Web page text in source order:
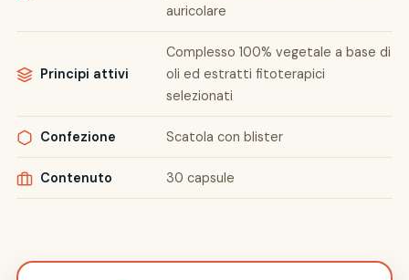
auricolare
Principi attivi
Complesso 100% vegetale a base di
oli ed estratti fitoterapici
selezionati
Confezione Scatola con blister
Contenuto 30 capsule